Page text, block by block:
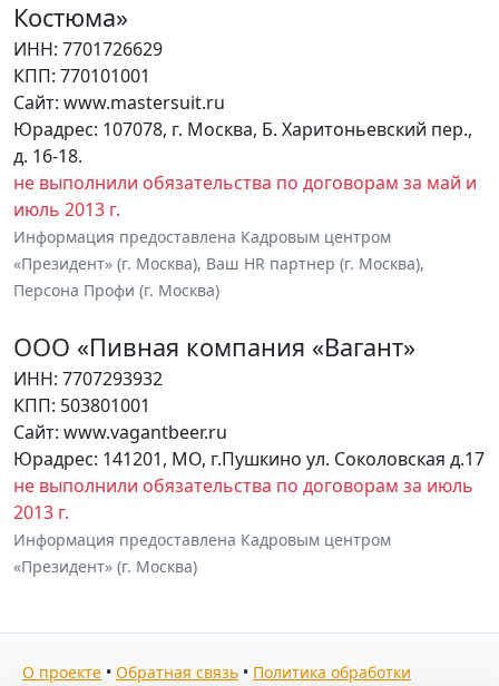
Костюма»
ИНН: 7701726629
КПП: 770101001
Сайт: www.mastersuit.ru
Юрадрес: 107078, г. Москва, Б. Харитоньевский пер.,
д. 16-18.
не выполнили обязательства по договорам за май и
июль 2013 г.
Информация предоставлена Кадровым центром
«Президент» (г. Москва), Ваш HR партнер (г. Москва),
Персона Профи (г. Москва)
ООО «Пивная компания «Вагант»
ИНН: 7707293932
КПП: 503801001
Сайт: www.vagantbeer.ru
Юрадрес: 141201, МО, г.Пушкино ул. Соколовская д.17
не выполнили обязательства по договорам за июль
2013 г.
Информация предоставлена Кадровым центром
«Президент» (г. Москва)
О проекте • Обратная связь • Политика обработки